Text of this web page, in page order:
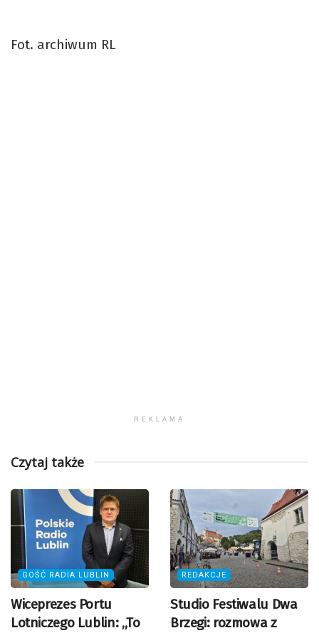
Fot. archiwum RL
REKLAMA
Czytaj także
GOŚĆ RADIA LUBLIN
Wiceprezes Portu
Lotniczego Lublin: „To
REDAKCJE
Studio Festiwalu Dwa
Brzegi: rozmowa z